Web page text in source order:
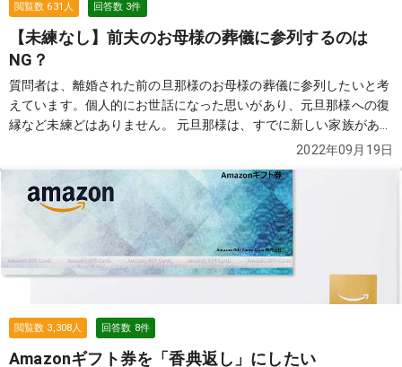
閲覧数 631 人 回答数 3件
【未練なし】前夫のお母様の葬儀に参列するのは
NG？
質問者は、離婚された前の旦那様のお母様の葬儀に参列したいと考
えています。個人的にお世話になった思いがあり、元旦那様への復
縁など未練どはありません。 元旦那様は、すでに新しい家族があ
り、そちらへの遠慮もあり悩んでいます。どなたかアドバイスをお
2022年09月19日
閲覧数 3,308人 回答数 8件
Amazonギフト券を「香典返し」にしたい